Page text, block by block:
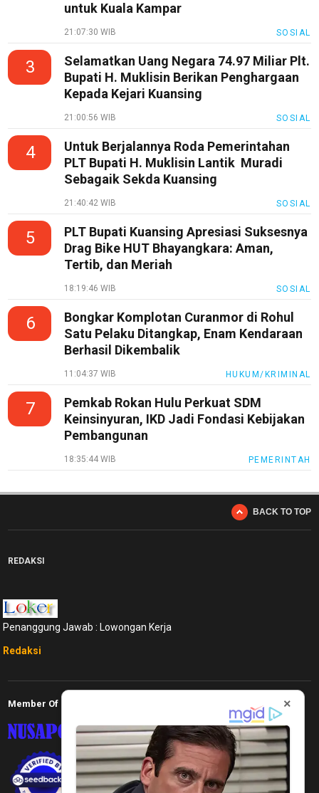
untuk Kuala Kampar
21:07:30 WIB SOSIAL
3
Selamatkan Uang Negara 74.97 Miliar Plt.
Bupati H. Muklisin Berikan Penghargaan
Kepada Kejari Kuansing
21:00:56 WIB SOSIAL
4
Untuk Berjalannya Roda Pemerintahan
PLT Bupati H. Muklisin Lantik Muradi
Sebagaik Sekda Kuansing
21:40:42 WIB SOSIAL
5
PLT Bupati Kuansing Apresiasi Suksesnya
Drag Bike HUT Bhayangkara: Aman,
Tertib, dan Meriah
18:19:46 WIB SOSIAL
6
Bongkar Komplotan Curanmor di Rohul
Satu Pelaku Ditangkap, Enam Kendaraan
Berhasil Dikembalik
11:04:37 WIB HUKUM/KRIMINAL
7
Pemkab Rokan Hulu Perkuat SDM
Keinsinyuran, IKD Jadi Fondasi Kebijakan
Pembangunan
18:35:44 WIB PEMERINTAH
BACK TO TOP
REDAKSI
Penanggung Jawab : Lowongan Kerja
Redaksi
Member Of
Nusapos
Kode
Etik
Internal
Disclaimer
Tentang
Media
Siber
Redaksi
×